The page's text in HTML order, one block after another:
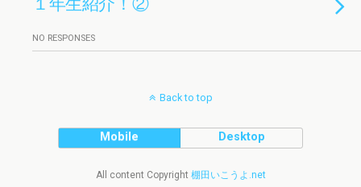
NO RESPONSES
Back to top
Mobile Desktop
All content Copyright 棚田いこうよ.net